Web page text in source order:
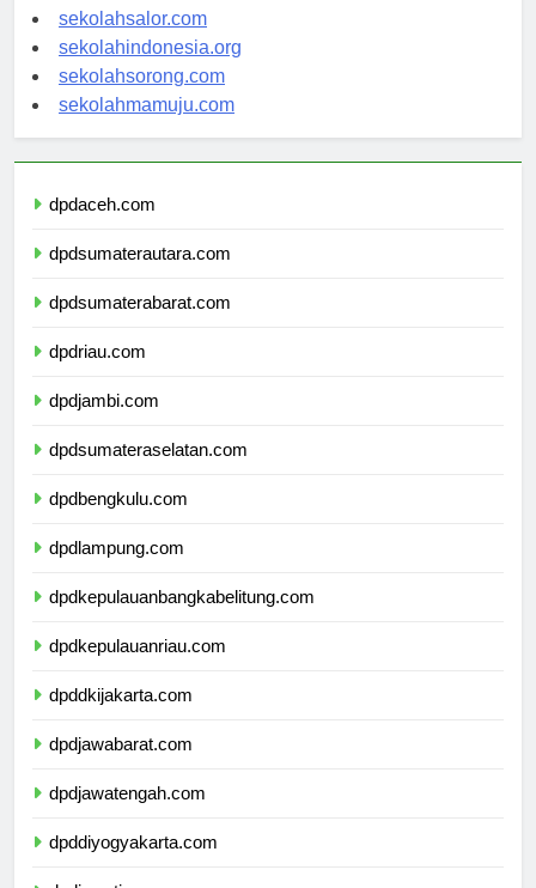
sekolahwamena.com
sekolahsalor.com
sekolahindonesia.org
sekolahsorong.com